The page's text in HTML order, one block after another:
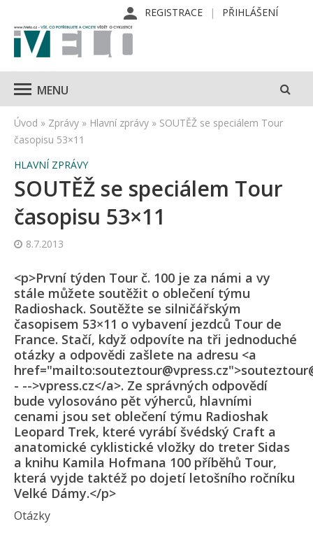
REGISTRACE PŘIHLÁŠENÍ
MENU
Úvod » Zprávy » Hlavní zprávy » SOUTĚŽ se speciálem Tour
časopisu 53×11
HLAVNÍ ZPRÁVY
SOUTĚŽ se speciálem Tour
časopisu 53×11
8.7.2013
<p>První týden Tour č. 100 je za námi a vy
stále můžete soutěžit o oblečení týmu
Radioshack. Soutěžte se silničářským
časopisem 53×11 o vybavení jezdců Tour de
France. Stačí, když odpovíte na tři jednoduché
otázky a odpovědi zašlete na adresu <a
- -->vpress.cz</a>. Ze správných odpovědí
bude vylosováno pět výherců, hlavními
cenami jsou set oblečení týmu Radioshak
Leopard Trek, které vyrábí švédský Craft a
anatomické cyklistické vložky do treter Sidas
a knihu Kamila Hofmana 100 příběhů Tour,
která vyjde taktéž po dojetí letošního ročníku
Velké Dámy.</p>
Otázky